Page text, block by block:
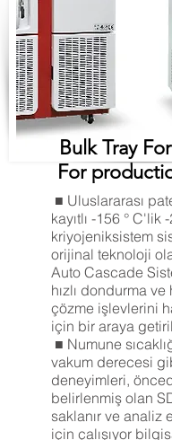
Bulk Tray
For
■ Uluslararası
kayıtlı -156 ° C'lik
kriyojeniksistem
orijinal teknoloji
Auto Cascade
hızlı dondurma ve
çözme işlevlerini
için bir araya
■ Numune
vakum derecesi
deneyimleri,
belirlenmiş olan
saklanır ve analiz
için çalışıyor